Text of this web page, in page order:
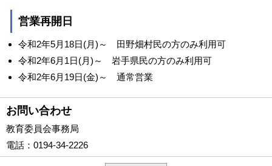
営業再開日
令和2年5月18日(月)～ 田野畑村民の方のみ利用可
令和2年6月1日(月)～ 岩手県民の方のみ利用可
令和2年6月19日(金)～ 通常営業
お問い合わせ
教育委員会事務局
電話 ：0194-34-2226